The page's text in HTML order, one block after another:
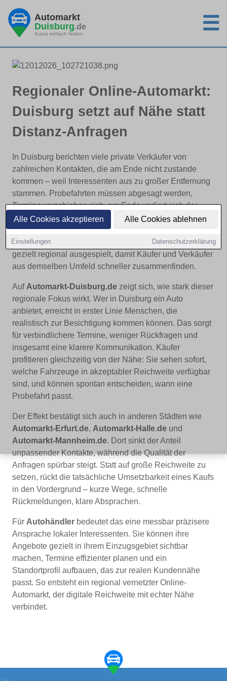
Alle Cookies akzeptieren Alle Cookies ablehnen
Einstellungen Datenschutzerklärung
Automarkt
Duisburg.de
Autos einfach finden ☰
Regionaler Online-Automarkt:
Duisburg setzt auf Nähe statt
Distanz-Anfragen
In Duisburg berichten viele private Verkäufer von
zahlreichen Kontakten, die am Ende nicht zustande
kommen – weil Interessenten aus zu großer Entfernung
stammen. Probefahrten müssen abgesagt werden,
Termine verschieben sich, am Ende verliert sich der
Kontakt. Genau hier setzt
Autosuche-Regional.dean,
die Clusterhauptdomain im Umfeld von
Automarkt.de
. Der Ansatz: Fahrzeugangebote werden
gezielt regional ausgespielt, damit Käufer und Verkäufer
aus demselben Umfeld schneller zusammenfinden.
AufAutomarkt-Duisburg.de zeigt sich, wie stark dieser
regionale Fokus wirkt. Wer in Duisburg ein Auto
anbietet, erreicht in erster Linie Menschen, die
realistisch zur Besichtigung kommen können. Das sorgt
für verbindlichere Termine, weniger Rückfragen und
insgesamt eine klarere Kommunikation. Käufer
profitieren gleichzeitig von der Nähe: Sie sehen sofort,
welche Fahrzeuge in akzeptabler Reichweite verfügbar
sind, und können spontan entscheiden, wann eine
Probefahrt passt.
Der Effekt bestätigt sich auch in anderen Städten wie
Automarkt-Erfurt.de, Automarkt-Halle.de und
Automarkt-Mannheim.de. Dort sinkt der Anteil
unpassender Kontakte, während die Qualität der
Anfragen spürbar steigt. Statt auf große Reichweite zu
setzen, rückt die tatsächliche Umsetzbarkeit eines Kaufs
in den Vordergrund – kurze Wege, schnelle
Rückmeldungen, klare Absprachen.
Für Autohändler bedeutet das eine messbar präzisere
Ansprache lokaler Interessenten. Sie können ihre
Angebote gezielt in ihrem Einzugsgebiet sichtbar
machen, Termine effizienter planen und ein
Standortprofil aufbauen, das zur realen Kundennähe
passt. So entsteht ein regional vernetzter Online-
Automarkt, der digitale Reichweite mit echter Nähe
verbindet.